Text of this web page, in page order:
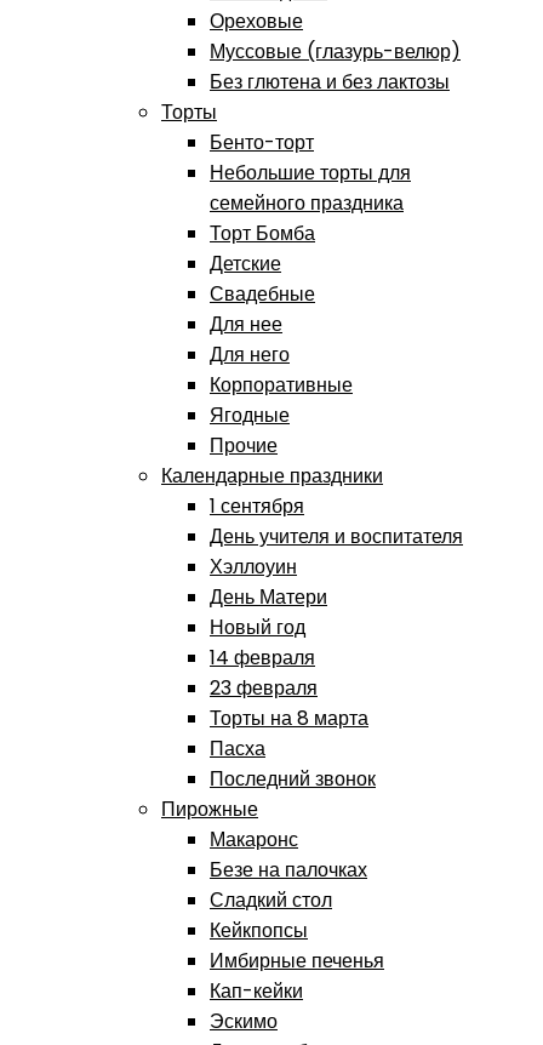
Ореховые
Муссовые (глазурь-велюр)
Без глютена и без лактозы
Торты
Бенто-торт
Небольшие торты для
семейного праздника
Торт Бомба
Детские
Свадебные
Для нее
Для него
Корпоративные
Ягодные
Прочие
Календарные праздники
1 сентября
День учителя и воспитателя
Хэллоуин
День Матери
Новый год
14 февраля
23 февраля
Торты на 8 марта
Пасха
Последний звонок
Пирожные
Макаронс
Безе на палочках
Сладкий стол
Кейкпопсы
Имбирные печенья
Кап-кейки
Эскимо